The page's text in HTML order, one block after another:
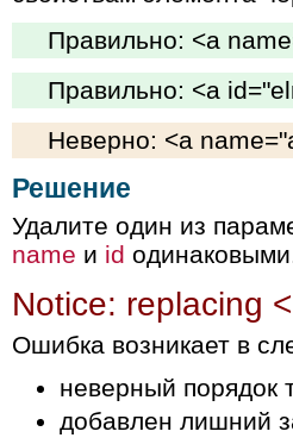
Правильно: <a
Правильно: <a
Неверно: <a
Решение
Удалите один из
name и id
Notice: replacing
Ошибка возникает в
неверный порядок
добавлен лишний